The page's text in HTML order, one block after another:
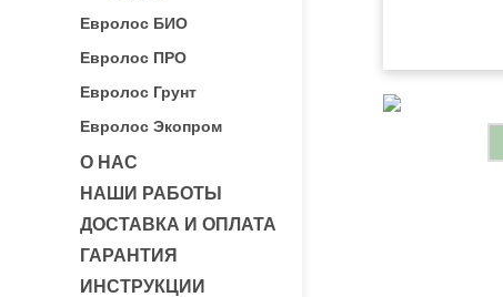
Евролос БИО
Евролос ПРО
Евролос Грунт
Евролос Экопром
О НАС
НАШИ РАБОТЫ
ДОСТАВКА И ОПЛАТА
ГАРАНТИЯ
ИНСТРУКЦИИ